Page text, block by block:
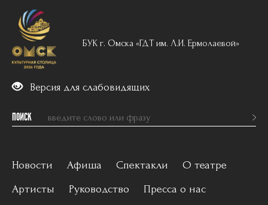
БУК г. Омска «ГДТ им. Л.И. Ермолаевой»
Версия для слабовидящих
ПОИСК
Новости Афиша Спектакли
Вечерний репертуар
О театре
История
Артисты Руководство
Пресса о нас